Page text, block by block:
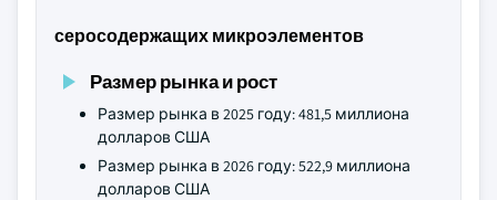
серосодержащих микроэлементов
Размер рынка и рост
Размер рынка в 2025 году: 481,5 миллиона
долларов США
Размер рынка в 2026 году: 522,9 миллиона
долларов США